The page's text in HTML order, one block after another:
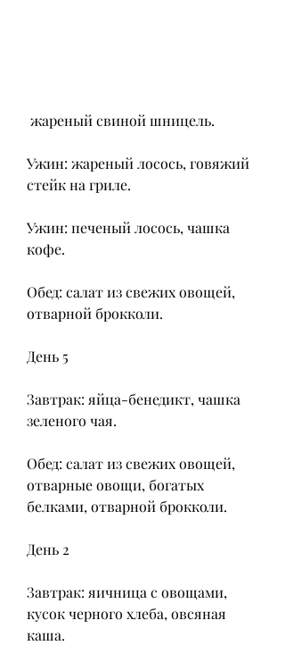
жареный свиной шницель.
Ужин: жареный лосось, говяжий
стейк на гриле.
Ужин: печеный лосось, чашка
кофе.
Обед: салат из свежих овощей,
отварной брокколи.
День 5
Завтрак: яйца-бенедикт, чашка
зеленого чая.
Обед: салат из свежих овощей,
отварные овощи, богатых
белками, отварной брокколи.
День 2
Завтрак: яичница с овощами,
кусок черного хлеба, овсяная
каша.